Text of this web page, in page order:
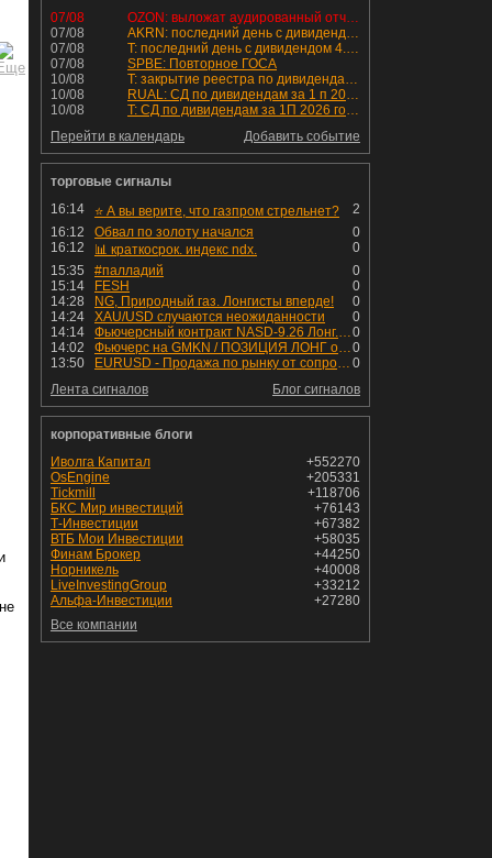
07/08
OZON: выложат аудированный отчет МСФО 1П2026
07/08
AKRN: последний день с дивидендом 235 руб
07/08
T: последний день с дивидендом 4.6 руб
07/08
SPBE: Повторное ГОСА
10/08
T: закрытие реестра по дивидендам 4.6 руб
10/08
RUAL: СД по дивидендам за 1 п 2026 года.
10/08
T: СД по дивидендам за 1П 2026 года.
Добавить событие
Перейти в календарь
торговые сигналы
16:14
2
⭐️ А вы верите, что газпром стрельнет?
16:12
0
Обвал по золоту начался
16:12
0
📊 краткосрок. индекс ndx.
15:35
0
#палладий
15:14
0
FESH
14:28
0
NG, Природный газ. Лонгисты вперде!
14:24
0
XAU/USD случаются неожиданности
14:14
0
Фьючерсный контракт NASD-9.26 Лонг. В работе.
14:02
0
Фьючерс на GMKN / ПОЗИЦИЯ ЛОНГ от 27,07,2026 Закрыто по цели
13:50
0
EURUSD - Продажа по рынку от сопротивления
Блог сигналов
Лента сигналов
корпоративные блоги
+552270
Иволга Капитал
+205331
OsEngine
+118706
Tickmill
+76143
БКС Мир инвестиций
+67382
Т-Инвестиции
+58035
ВТБ Мои Инвестиции
+44250
Финам Брокер
+40008
Норникель
+33212
LiveInvestingGroup
+27280
Альфа-Инвестиции
Все компании